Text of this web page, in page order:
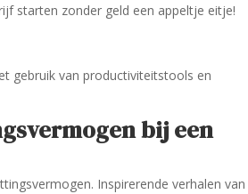
starten zonder geld een appeltje eitje!
gebruik van productiviteitstools en
bij een
Inspirerende verhalen van